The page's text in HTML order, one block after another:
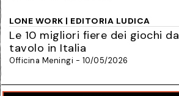
LONE WORK | EDITORIA LUDICA
Le 10 migliori fiere dei giochi da
tavolo in Italia
Officina Meningi - 10/05/2026